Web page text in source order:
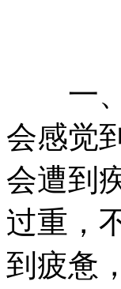
一、
会感觉
会遭到
过重，
到疲惫